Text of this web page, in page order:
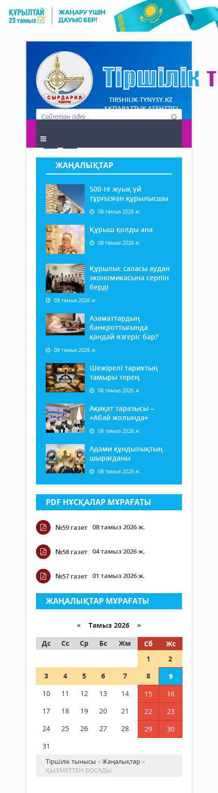
TIRSHILIK-TYNYSY.KZ
АҚПАРАТТЫҚ АГЕНТТІГІ
ЖАҢАЛЫҚТАР
500-ге жуық үй
тұрғызған құрылысшы
08 тамыз 2026 ж.
Құрыш қолды ана
08 тамыз 2026 ж.
Құрылыс саласы аудан
экономикасына серпін
берді
08 тамыз 2026 ж.
Азаматтардың
банкроттығында
қандай өзгеріс бар?
08 тамыз 2026 ж.
Шежірелі тарихтың
тамыры терең
08 тамыз 2026 ж.
Ақиқат таразысы –
«Абай жолында»
08 тамыз 2026 ж.
Адами құндылықтың
шырағданы
08 тамыз 2026 ж.
PDF НҰСҚАЛАР МҰРАҒАТЫ
№59 газет 08 тамыз 2026 ж.
№58 газет 04 тамыз 2026 ж.
№57 газет 01 тамыз 2026 ж.
ЖАҢАЛЫҚТАР МҰРАҒАТЫ
« Тамыз 2026 »
Дс
Сс Ср Бс Жм Сб
Жс
1
2
3
4 5 6 7 8
9
10
11 12 13 14 15
16
17
18 19 20 21 22
23
24
25 26 27 28 29
30
31
Тіршілік тынысы »Жаңалықтар »
ҚЫЗМЕТТЕН БОСАДЫ